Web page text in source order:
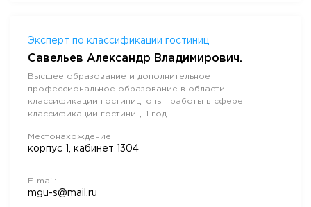
Эксперт по классификации гостиниц
Савельев Александр Владимирович.
Высшее образование и дополнительное
профессиональное образование в области
классификации гостиниц, опыт работы в сфере
классификации гостиниц: 1 год
Местонахождение:
корпус 1, кабинет 1304
E-mail:
mgu-s@mail.ru